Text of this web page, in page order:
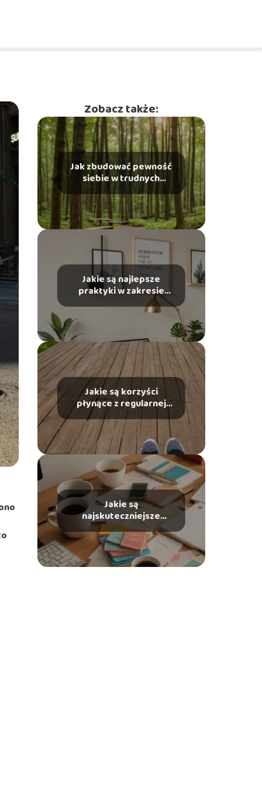
Zobacz także:
Jak zbudować pewność
siebie w trudnych
sytuacjach?
Jakie są najlepsze
praktyki w zakresie
budowania marki
osobistej?
Jakie są korzyści
płynące z regularnej
aktywności fizycznej?
Jakie są
najskuteczniejsze
metody nauki języków
obcych?